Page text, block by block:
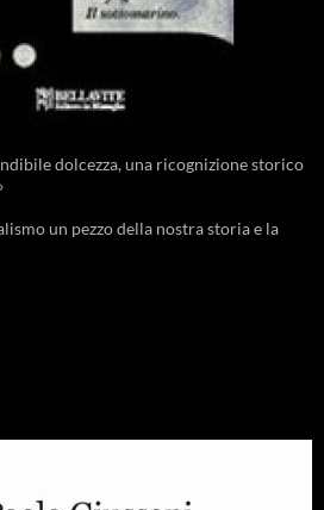
dolcezza, una ricognizione storico
un pezzo della nostra storia e la